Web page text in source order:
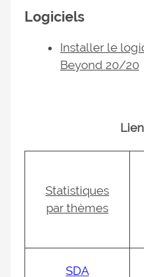
Logiciels
Installer le
Beyond 20/20
Statistiques
par thèmes
SDA